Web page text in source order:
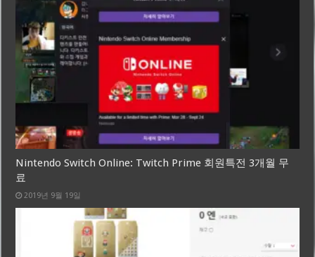
Nintendo Switch Online: Twitch Prime 회원특전 3개월 무
료
2019년 9월 19일